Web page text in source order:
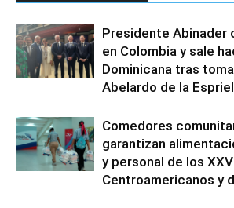
Presidente Abinader
en Colombia y sale
Dominicana tras
Abelardo de la
Comedores
garantizan
y personal de los
Centroamericanos y